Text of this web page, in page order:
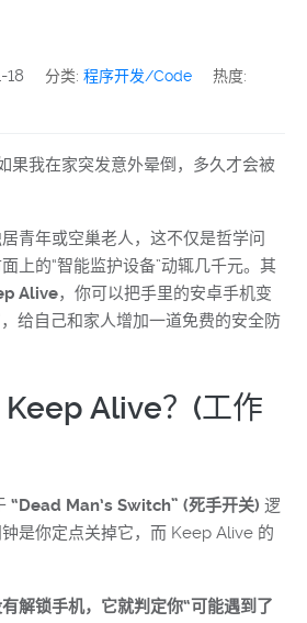
18 分类:程序开发/Code
热度:
果我在家突发意外晕倒，多久才会被
青年或空巢老人，这不仅是哲学问
上的“智能监护设备”动辄几千元。其
Alive，你可以把手里的安卓手机变
，给自己和家人增加一道免费的安全防
Keep Alive？(工作
“Dead Man’s Switch” (死手开关) 逻
是你定点关掉它，而 Keep Alive 的
解锁手机，它就判定你“可能遇到了